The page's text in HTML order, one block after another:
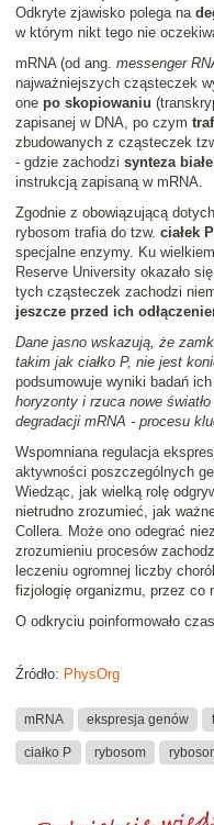
Odkryte zjawisko polega na
w którym nikt tego nie
mRNA (od ang. messenger
najważniejszych cząsteczek
one po skopiowaniu
zapisanej w DNA, po czym
zbudowanych z cząsteczek
- gdzie zachodzi synteza
instrukcją zapisaną w mRNA.
Zgodnie z obowiązującą
rybosom trafia do tzw. ciałek P
specjalne enzymy. Ku
Reserve University okazało
tych cząsteczek zachodzi
jeszcze przed ich
Dane jasno wskazują, że
takim jak ciałko P, nie jest
podsumowuje wyniki badań ich
horyzonty i rzuca nowe
degradacji mRNA - procesu
Wspomniana regulacja
aktywności poszczególnych
Wiedząc, jak wielką rolę
nietrudno zrozumieć, jak
Collera. Może ono odegrać
zrozumieniu procesów
leczeniu ogromnej liczby
fizjologię organizmu, przez co
O odkryciu poinformowało
Źródło: PhysOrg
mRNA ekspresja genów
ciałko P rybosom